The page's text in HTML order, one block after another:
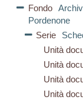
Fondo
Pordenone
Serie
Unità
Unità
Unità
Unità